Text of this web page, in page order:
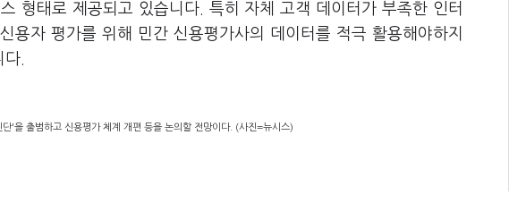
형태로 제공되고 있습니다. 특히 자체 고객 데이터가 부족한 인터
용자 평가를 위해 민간 신용평가사의 데이터를 적극 활용해야하지
.
'을 출범하고 신용평가 체계 개편 등을 논의할 전망이다. (사진=뉴시스)